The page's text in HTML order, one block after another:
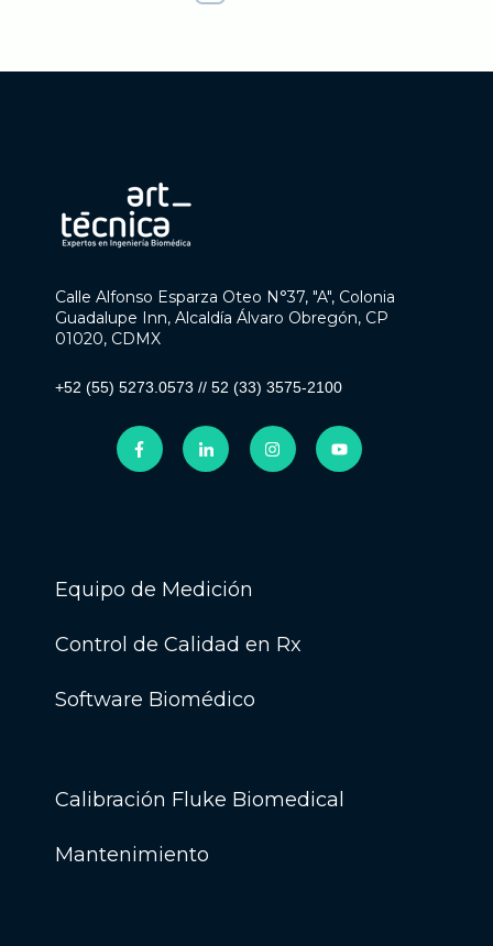
Calle Alfonso Esparza Oteo N°37, "A", Colonia
Guadalupe Inn, Alcaldía Álvaro Obregón, CP
01020, CDMX
+52 (55) 5273.0573 //52 (33) 3575-2100
Equipo de Medición
Control de Calidad en Rx
Software Biomédico
Calibración Fluke Biomedical
Mantenimiento